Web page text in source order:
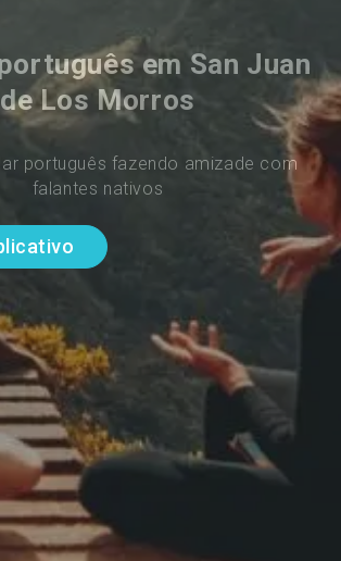
em San Juan
de Los Morros
português fazendo amizade com
falantes nativos